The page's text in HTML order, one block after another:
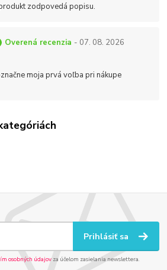
zodpovedá popisu.
Overená recenzia - 07. 08. 2026
moja prvá voľba pri nákupe
Prihlásiť sa
osobných údajov za účelom zasielania newslettera.